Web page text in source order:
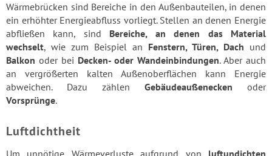
Wärmebrücken sind Bereiche in den Außenbauteilen, in denen
ein erhöhter Energieabfluss vorliegt. Stellen an denen Energie
abfließen kann, sind Bereiche, an denen das Material
wechselt, wie zum Beispiel an Fenstern, Türen, Dach und
Balkon oder bei Decken- oder Wandeinbindungen. Aber auch
an vergrößerten kalten Außenoberflächen kann Energie
abweichen. Dazu zählen Gebäudeaußenecken oder
Vorsprünge.
Luftdichtheit
Um unnötige Wärmeverluste aufgrund von luftundichten